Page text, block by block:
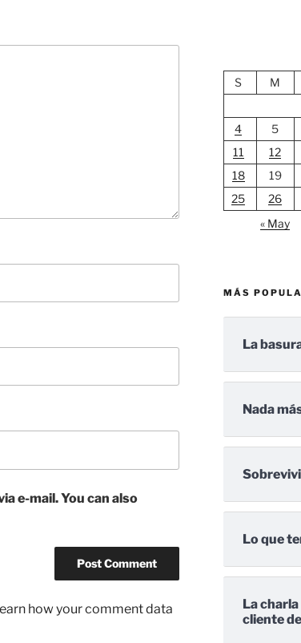
e-mail. You can also
how your comment data
S M
4
5
11
12
18
19
25
26
« May
MÁS
La
Nada
Lo que
La
cliente